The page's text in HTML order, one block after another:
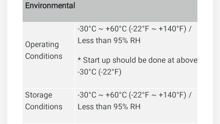
Environmental
Operating
Conditions
-30°C ~ +60°C (-22°F ~ +140°F) /
Less than 95% RH
* Start up should be done at above
-30°C (-22°F)
Storage
Conditions
-30°C ~ +60°C (-22°F ~ +140°F) /
Less than 95% RH